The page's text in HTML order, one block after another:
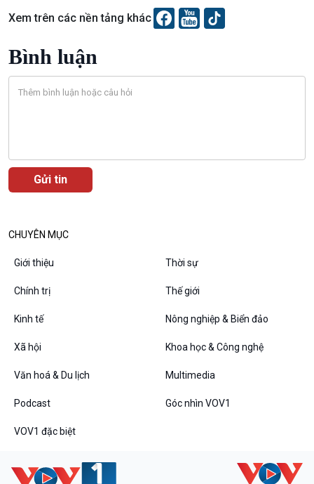
VOV1 đặc biệt
Chân dung cuộc sống
Các chương trình đặc biệt
Xem trên các nền tảng khác
Bình luận
CHUYÊN MỤC
Giới thiệu Thời sự
Chính trị Thế giới
Kinh tế Nông nghiệp & Biển đảo
Xã hội Khoa học & Công nghệ
Văn hoá & Du lịch Multimedia
Podcast Góc nhìn VOV1
VOV1 đặc biệt